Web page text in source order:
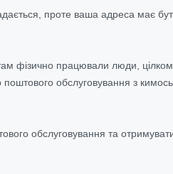
проте ваша адреса має
фізично працювали люди,
обслуговування з
обслуговування та